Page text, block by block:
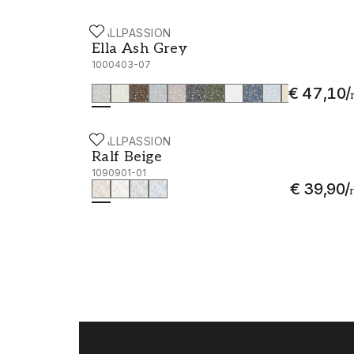
WALLPASSION
Ella Ash Grey
1000403-07
€ 47,10/
Ella Ash Grey - 1000403-07
WALLPASSION
Ralf Beige
1090901-01
€ 39,90/
Ralf Beige - 1090901-01